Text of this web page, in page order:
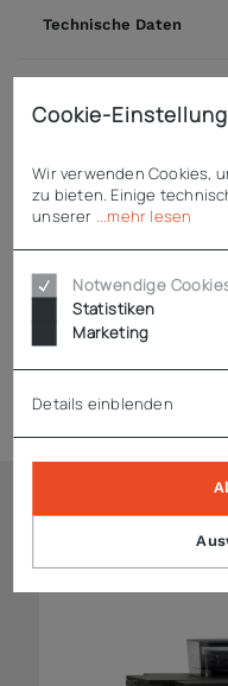
Technische Daten
Downloads
Hinweise
Zubehör
Ähnliche
Cookie-
Wir verwenden Cookies,
zu bieten. Einige
unserer
...mehr lesen
Notwendige
Statistiken
Marketing
Details einblenden